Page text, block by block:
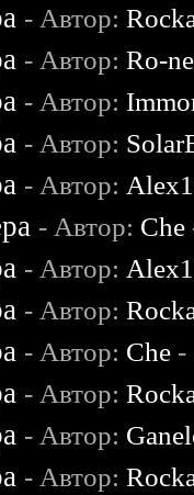
- Автор:
- Автор:Ro-
- Автор:
- Автор:
- Автор:
- Автор: Che
- Автор:
- Автор:
- Автор: Che -
- Автор:
- Автор:
- Автор: